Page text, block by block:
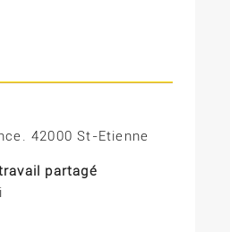
42000 St-Etienne
partagé